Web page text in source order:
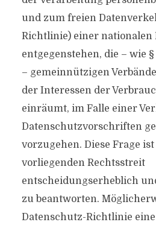
und zum freien
Richtlinie) einer nationalen
entgegenstehen, die – wie §
– gemeinnützigen
der Interessen der
einräumt, im Falle einer
Datenschutzvorschriften
vorzugehen. Diese Frage
vorliegenden Rechtsstreit
entscheidungserheblich
zu beantworten.
Datenschutz-Richtlinie